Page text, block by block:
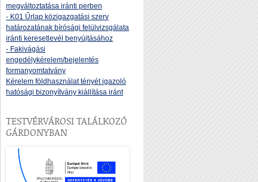
megváltoztatása iránti perben
- K01 Űrlap közigazgatási szerv
határozatának bírósági felülvizsgálata
iránti keresetlevél benyújtásához
- Fakivágási
engedélykérelem/bejelentés
formanyomtatvány
Kérelem földhasználat tényét igazoló
hatósági bizonyítvány kiállítása iránt
TESTVÉRVÁROSI TALÁLKOZÓ
GÁRDONYBAN